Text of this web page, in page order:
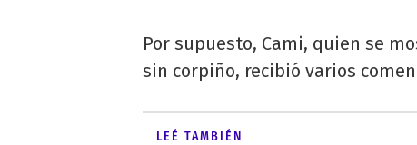
Por supuesto, Cami, quien se
sin corpiño, recibió varios
LEÉ TAMBIÉN